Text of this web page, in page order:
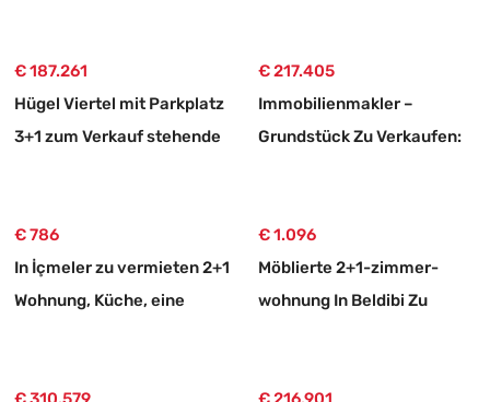
€ 187.261
Hügel Viertel mit Parkplatz
3+1 zum Verkauf stehende
€ 217.405
Immobilienmakler –
Grundstück Zu Verkaufen:
Ortaköy, Muğla
€ 786
In İçmeler zu vermieten 2+1
Wohnung, Küche, eine
€ 1.096
Möblierte 2+1-zimmer-
wohnung In Beldibi Zu